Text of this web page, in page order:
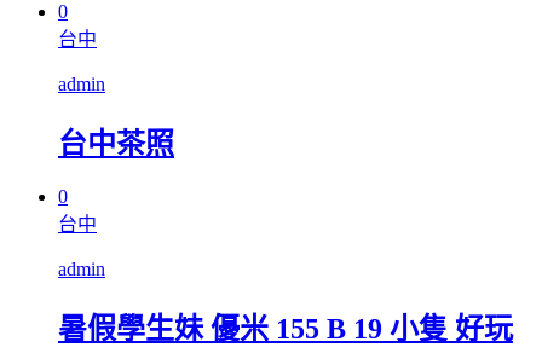
0
台中
admin
台中茶照
0
台中
admin
暑假學生妹 優米 155 B 19 小隻 好玩